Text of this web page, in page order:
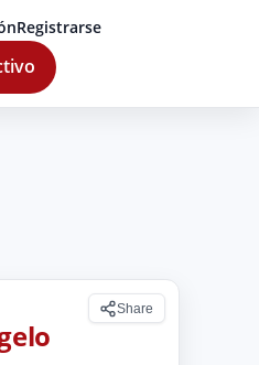
Registrarse
Share